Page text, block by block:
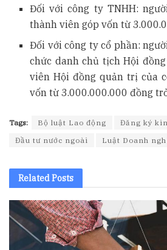
Đối với công ty TNHH:
thành viên góp vốn từ
Đối với công ty cổ phần:
chức danh chủ tịch Hội
viên Hội đồng quản trị của
vốn từ 3.000.000.000 đồng
Tags: Bộ luật Lao động
Đăng ký
Đầu tư nước ngoài
Luật Doanh
RelatedPosts